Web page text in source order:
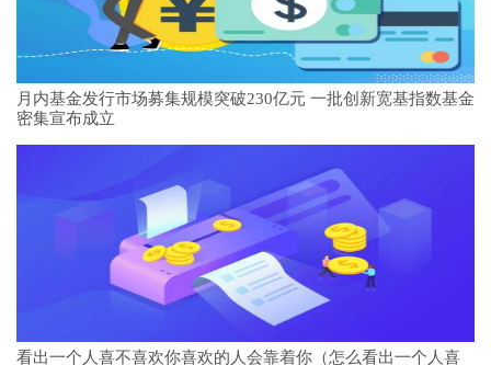
月内基金发行市场募集规模突破230亿元 一批创新宽基指数基金
密集宣布成立
看出一个人喜不喜欢你喜欢的人会靠着你（怎么看出一个人喜